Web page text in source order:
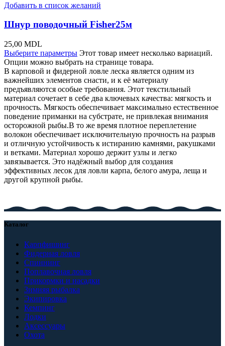
Добавить в список желаний
Шнур поводочный Fisher25м
25,00 MDL
Выберите параметры Этот товар имеет несколько вариаций.
Опции можно выбрать на странице товара.
В карповой и фидерной ловле леска является одним из
важнейших элементов снасти, и к её материалу
предъявляются особые требования. Этот текстильный
материал сочетает в себе два ключевых качества: мягкость и
прочность. Мягкость обеспечивает максимально естественное
поведение приманки на субстрате, не привлекая внимания
осторожной рыбы.В то же время плотное переплетение
волокон обеспечивает исключительную прочность на разрыв
и отличную устойчивость к истиранию камнями, ракушками
и ветками. Материал хорошо держит узлы и легко
завязывается. Это надёжный выбор для создания
эффективных лесок для ловли карпа, белого амура, леща и
другой крупной рыбы.
Каталог
Карпфишинг
Фидерная ловля
Спиннинг
Поплавочная ловля
Прикормки и насадки
Зимняя рыбалка
Экипировка
Кемпинг
Лодки
Аксессуары
Охота